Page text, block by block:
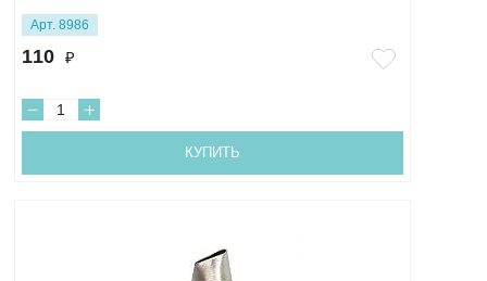
Арт. 8986
110 ₽
КУПИТЬ